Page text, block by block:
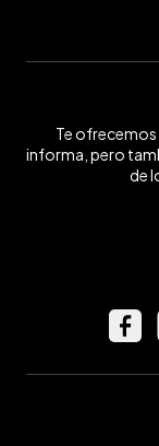
Te
informa, pero
de